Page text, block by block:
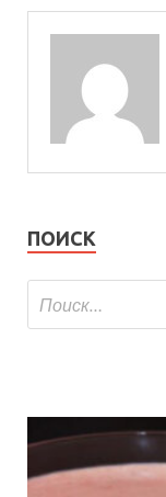
ПОИСК